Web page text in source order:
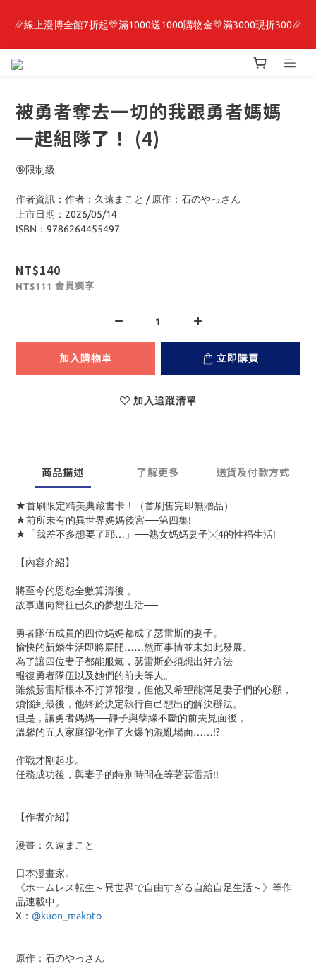
明信片組」
🎉線上漫博全館7折起💛滿1000送1000購物金💛滿3000現折300🎉
【抽籤堂】 影之強者、你又被殺了呢，偵探大人、約會大作戰、
【轉生史萊姆】系列書展🌟系列小說 79 折，滿$389送「完節紀念
明信片組」
被勇者奪去一切的我跟勇者媽媽
一起組隊了！ (4)
🔞限制級
作者資訊：作者：久遠まこと / 原作：石のやっさん
上市日期：2026/05/14
ISBN：9786264455497
NT$140
NT$111 會員獨享
加入購物車 立即購買
加入追蹤清單
商品描述 了解更多 送貨及付款方式
★首刷限定精美典藏書卡！（首刷售完即無贈品）
★前所未有的異世界媽媽後宮──第四集!
★「我差不多想要了耶…」──熟女媽媽妻子╳4的性福生活!
【內容介紹】
將至今的恩怨全數算清後，
故事邁向嚮往已久的夢想生活──
勇者隊伍成員的四位媽媽都成了瑟雷斯的妻子。
愉快的新婚生活即將展開……然而事情並未如此發展。
為了讓四位妻子都能服氣，瑟雷斯必須想出好方法
報復勇者隊伍以及她們的前夫等人。
雖然瑟雷斯根本不打算報復，但他又希望能滿足妻子們的心願，
煩惱到最後，他終於決定執行自己想出的解決辦法。
但是，讓勇者媽媽──靜子與孽緣不斷的前夫見面後，
溫馨的五人家庭卻化作了火爆的混亂場面……!?
作戰才剛起步。
任務成功後，與妻子的特別時間在等著瑟雷斯!!
【作者介紹】
漫畫：久遠まこと
日本漫畫家。
《ホームレス転生～異世界で自由すぎる自給自足生活～》等作
品連載中。
X： @kuon_makoto
原作：石のやっさん